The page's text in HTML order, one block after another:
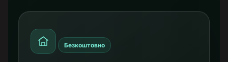
Безкоштовно